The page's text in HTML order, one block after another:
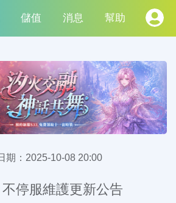
儲值 消息 幫助
期： 2025-10-08 20:00
不停服維護更新公告